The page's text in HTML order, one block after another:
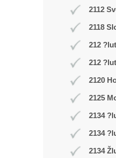
2112
2118
212 ?lut
212 ?lut
2120
2125
2134
2134
2134